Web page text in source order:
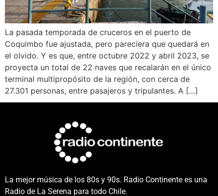
La pasada temporada de cruceros en el puerto de
Coquimbo fue ajustada, pero pareciera que quedará en
el olvido. Y es que, entre octubre 2022 y abril 2023, se
proyecta un total de 22 naves que recalarán en el único
terminal multipropósito de la región, con cerca de
27.301 personas, entre pasajeros y tripulantes. A […]
La mejor música de los 80s y 90s. Radio Continente es una
Radio de La Serena para todo Chile.